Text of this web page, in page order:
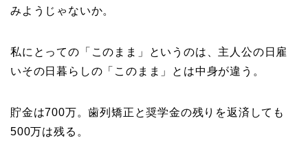
みようじゃないか。
私にとっての「このまま」というのは、主人公の日雇
いその日暮らしの「このまま」とは中身が違う。
貯金は700万。歯列矯正と奨学金の残りを返済しても
500万は残る。